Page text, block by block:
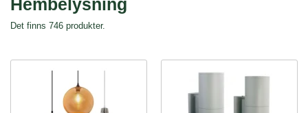
Hembelysning
Det finns 746 produkter.